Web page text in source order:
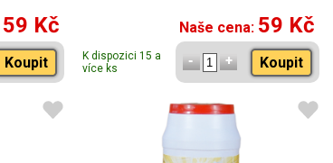
59 Kč
Koupit
Naše cena: 59 Kč
K dispozici 15 a
více ks
Koupit